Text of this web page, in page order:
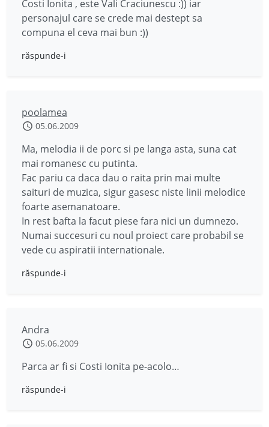
Costi Ionita , este Vali Craciunescu :)) iar
personajul care se crede mai destept sa
compuna el ceva mai bun :))
răspunde-i
poolamea
05.06.2009
Ma, melodia ii de porc si pe langa asta, suna cat
mai romanesc cu putinta.
Fac pariu ca daca dau o raita prin mai multe
saituri de muzica, sigur gasesc niste linii melodice
foarte asemanatoare.
In rest bafta la facut piese fara nici un dumnezo.
Numai succesuri cu noul proiect care probabil se
vede cu aspiratii internationale.
răspunde-i
Andra
05.06.2009
Parca ar fi si Costi Ionita pe-acolo…
răspunde-i